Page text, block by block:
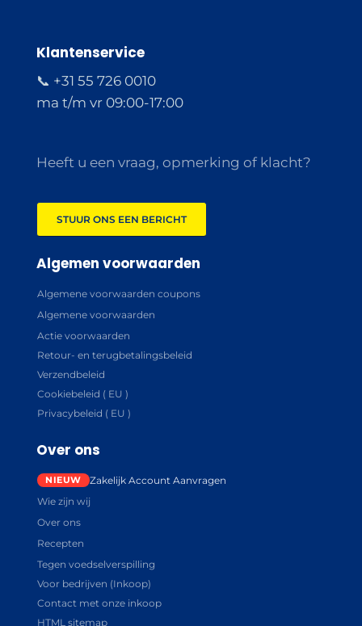
Klantenservice
📞 +31 55 726 0010
ma t/m vr 09:00-17:00
Heeft u een vraag, opmerking of klacht?
STUUR ONS EEN BERICHT
Algemen voorwaarden
Algemene voorwaarden coupons
Algemene voorwaarden
Actie voorwaarden
Retour- en terugbetalingsbeleid
Verzendbeleid
Cookiebeleid ( EU )
Privacybeleid ( EU )
Over ons
Zakelijk Account Aanvragen
Wie zijn wij
Over ons
Recepten
Tegen voedselverspilling
Voor bedrijven (Inkoop)
Contact met onze inkoop
HTML sitemap